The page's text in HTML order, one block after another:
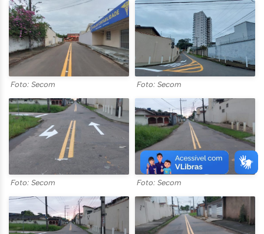
Foto: Secom Foto: Secom
Foto: Secom Foto: Secom